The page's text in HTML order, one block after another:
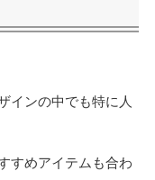
インの中でも特に人
すめアイテムも合わ